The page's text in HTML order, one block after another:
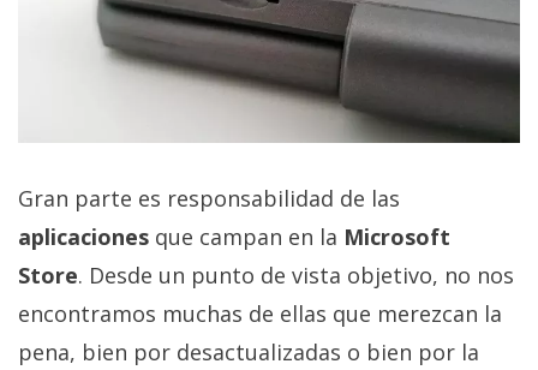
Gran parte es responsabilidad de las
aplicaciones que campan en la Microsoft
Store. Desde un punto de vista objetivo, no nos
encontramos muchas de ellas que merezcan la
pena, bien por desactualizadas o bien por la